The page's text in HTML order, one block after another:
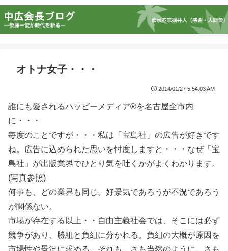
オトナ女子・・・
2014/01/27 5:54:03 AM
誰にも愛されるハッピーメディア®を名古屋全市内
に・・・
毎度のことですが・・・私は「宝島社」の広告が好きです
ね。広告に込められた思いを忖度しますと・・・なぜ「宝
島社」が出版業界でひとり気を吐くかがよくわかります。
(写真参照)
何事も、どの業界も同じ。好景気であろうが不況であろう
が関係ない。
市場が存在する以上・・自由主義社会では、そこには必ず
競争があり、勝組と負組に分かれる。負組の大概が原因を
市場性や景況に求める。それも、さも当然のように、さも